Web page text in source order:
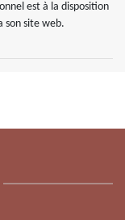
est à la disposition
son site web.